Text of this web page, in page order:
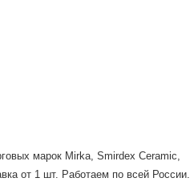
марок Mirka, Smirdex Ceramic,
от 1 шт. Работаем по всей России.